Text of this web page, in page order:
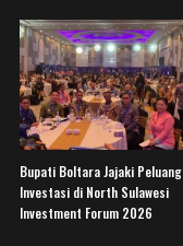
Bupati Boltara Jajaki Peluang
Investasi di North Sulawesi
Investment Forum 2026